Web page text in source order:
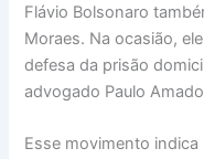
Flávio Bolsonaro
Moraes. Na ocasião,
defesa da prisão
advogado Paulo
Esse movimento